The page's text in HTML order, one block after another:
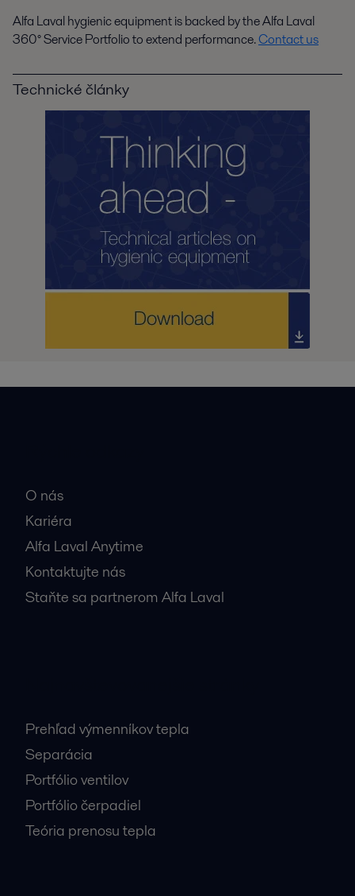
Alfa Laval hygienic equipment is backed by the Alfa Laval
360° Service Portfolio to extend performance.Contact us
Technické články
O nás
Kariéra
Alfa Laval Anytime
Kontaktujte nás
Staňte sa partnerom Alfa Laval
Prehľad výmenníkov tepla
Separácia
Portfólio ventilov
Portfólio čerpadiel
Teória prenosu tepla